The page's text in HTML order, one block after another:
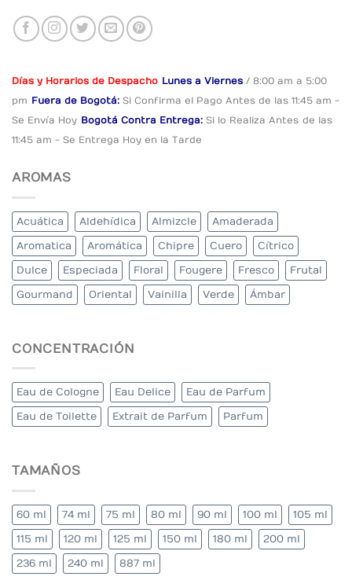
Días y Horarios de Despacho Lunes a Viernes / 8:00 am a 5:00
pm Fuera de Bogotá: Si Confirma el Pago Antes de las 11:45 am -
Se Envía Hoy Bogotá Contra Entrega: Si lo Realiza Antes de las
11:45 am - Se Entrega Hoy en la Tarde
AROMAS
Acuática Aldehídica Almizcle Amaderada
Aromatica Aromática Chipre Cuero Cítrico
Dulce Especiada Floral Fougere Fresco Frutal
Gourmand Oriental Vainilla Verde Ámbar
CONCENTRACIÓN
Eau de Cologne Eau Delice Eau de Parfum
Eau de Toilette Extrait de Parfum Parfum
TAMAÑOS
60 ml 74 ml 75 ml 80 ml 90 ml 100 ml 105 ml
115 ml 120 ml 125 ml 150 ml 180 ml 200 ml
236 ml 240 ml 887 ml